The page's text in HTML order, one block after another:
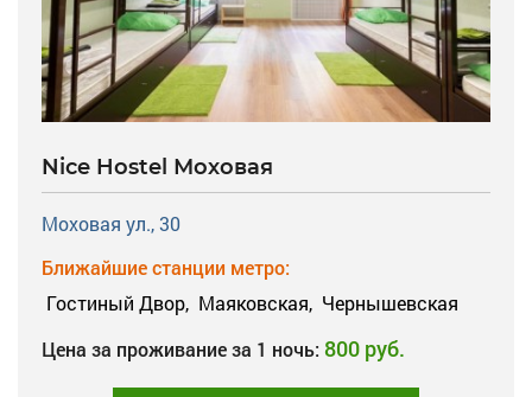
Nice Hostel Моховая
Моховая ул., 30
Ближайшие станции метро:
Гостиный Двор, Маяковская, Чернышевская
Цена за проживание за 1 ночь: 800 руб.